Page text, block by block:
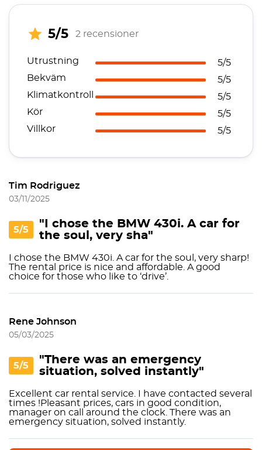
5/5 2 recensioner
Utrustning
5/5
Bekväm
5/5
Klimatkontroll
5/5
Kör
5/5
Villkor
5/5
Tim Rodriguez
03/11/2025
5/5
"I chose the BMW 430i. A car for
the soul, very sha"
I chose the BMW 430i. A car for the soul, very sharp!
The rental price is nice and affordable. A good
choice for those who like to ‘drive’.
Rene Johnson
05/03/2025
5/5
"There was an emergency
situation, solved instantly"
Excellent car rental service. I have contacted several
times !Pleasant prices, cars in good condition,
manager on call around the clock. There was an
emergency situation, solved instantly.